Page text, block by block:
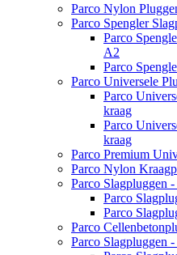
Parco Nylon
Parco Spengler
Parco
A2
Parco
Parco Universele
Parco
kraag
Parco
kraag
Parco Premium
Parco Nylon
Parco Slagpluggen -
Parco
Parco
Parco
Parco Slagpluggen